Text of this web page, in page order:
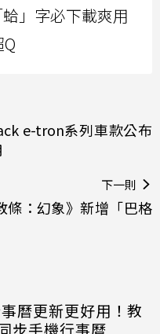
」字必下載爽用
e-tron系列車款公布
下一則
條：幻象》新增「巴格
曆更新更好用！教
步手機行事曆